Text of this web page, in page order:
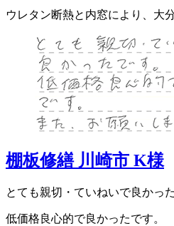
ウレタン断熱と内窓により、大
棚板修繕 川崎市 K様
とても親切・ていねいで良かった
低価格良心的で良かったです。